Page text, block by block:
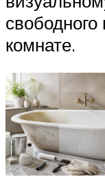
свободного
комнате.